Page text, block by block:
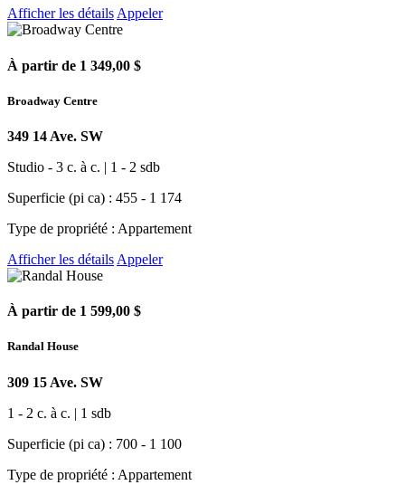
Afficher les détails Appeler
À partir de 1 349,00 $
Broadway Centre
349 14 Ave. SW
Studio - 3 c. à c. | 1 - 2 sdb
Superficie (pi ca) : 455 - 1 174
Type de propriété : Appartement
Afficher les détails Appeler
À partir de 1 599,00 $
Randal House
309 15 Ave. SW
1 - 2 c. à c. | 1 sdb
Superficie (pi ca) : 700 - 1 100
Type de propriété : Appartement